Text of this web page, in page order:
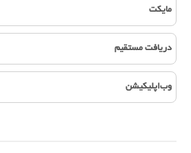
مایکت
دریافت مستقیم
وب‌اپلیکیشن